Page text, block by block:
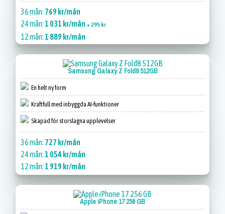
36 mån: 769 kr/mån
24 mån:1 031 kr/mån + 295 kr
12 mån:1 889 kr/mån
Samsung Galaxy Z Fold8 512GB
En helt ny form
Kraftfull med inbyggda AI-funktioner
Skapad för storslagna upplevelser
36 mån: 727 kr/mån
24 mån:1 054 kr/mån
12 mån:1 919 kr/mån
Apple iPhone 17 256 GB